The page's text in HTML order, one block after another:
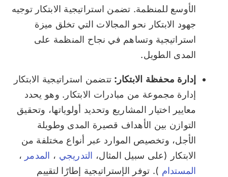
الأوسع للمنظمة. تضمن استراتيجية الابتكار توجيه
جهود الابتكار نحو المجالات التي تخلق ميزة
استراتيجية وتساهم في نجاح المنظمة على
المدى الطويل.
إدارة محفظة الابتكار: تتضمن استراتيجية الابتكار
إدارة مجموعة من مبادرات الابتكار. وهو يحدد
معايير اختيار المشاريع وتحديد أولوياتها، وتحقيق
التوازن بين الأهداف قصيرة المدى وطويلة
الأجل، وتخصيص الموارد عبر أنواع مختلفة من
الابتكار (على سبيل المثال، التدريجي ، المدمر ،
المستدام ). توفر الإستراتيجية إطارًا لتقييم